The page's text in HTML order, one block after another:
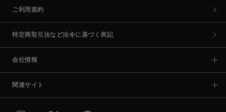
ご利用規約
特定商取引法など法令に基づく表記
会社情報
関連サイト